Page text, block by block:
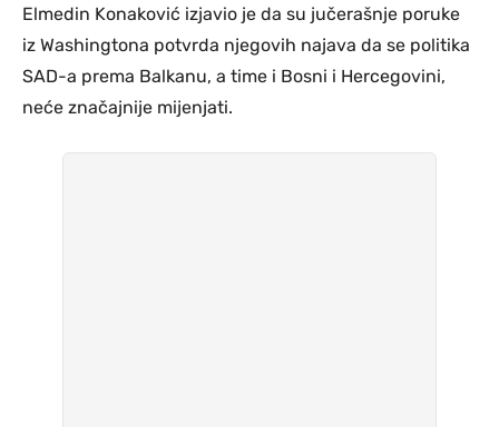
Elmedin Konaković izjavio je da su jučerašnje poruke
iz Washingtona potvrda njegovih najava da se politika
SAD-a prema Balkanu, a time i Bosni i Hercegovini,
neće značajnije mijenjati.